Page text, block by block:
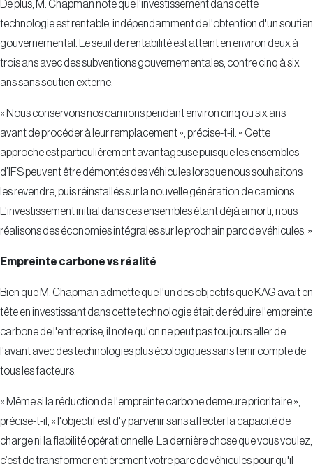
De plus, M. Chapman note que l'investissement dans cette
technologie est rentable, indépendamment de l'obtention d'un soutien
gouvernemental. Le seuil de rentabilité est atteint en environ deux à
trois ans avec des subventions gouvernementales, contre cinq à six
ans sans soutien externe.
« Nous conservons nos camions pendant environ cinq ou six ans
avant de procéder à leur remplacement », précise-t-il. « Cette
approche est particulièrement avantageuse puisque les ensembles
d’IFS peuvent être démontés des véhicules lorsque nous souhaitons
les revendre, puis réinstallés sur la nouvelle génération de camions.
L'investissement initial dans ces ensembles étant déjà amorti, nous
réalisons des économies intégrales sur le prochain parc de véhicules. »
Empreinte carbone vs réalité
Bien que M. Chapman admette que l'un des objectifs que KAG avait en
tête en investissant dans cette technologie était de réduire l'empreinte
carbone de l'entreprise, il note qu'on ne peut pas toujours aller de
l'avant avec des technologies plus écologiques sans tenir compte de
tous les facteurs.
« Même si la réduction de l'empreinte carbone demeure prioritaire »,
précise-t-il, « l'objectif est d'y parvenir sans affecter la capacité de
charge ni la fiabilité opérationnelle. La dernière chose que vous voulez,
c’est de transformer entièrement votre parc de véhicules pour qu'il